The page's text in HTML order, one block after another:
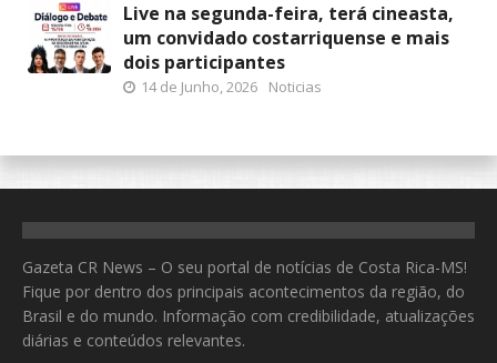
Live na segunda-feira, terá cineasta,
um convidado costarriquense e mais
dois participantes
14 de Junho, 2026 Noticias
Gazeta CR News – O seu portal de notícias de Costa Rica-MS!
Fique por dentro dos principais acontecimentos da região, do
Brasil e do mundo. Informação com credibilidade, atualizações
diárias e conteúdos relevantes.